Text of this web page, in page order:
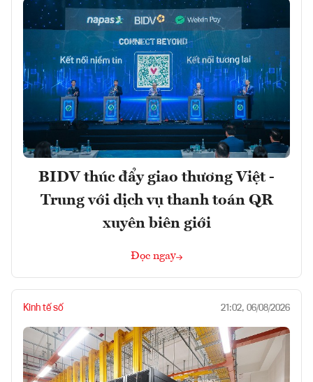
BIDV thúc đẩy giao thương Việt -
Trung với dịch vụ thanh toán QR
xuyên biên giới
Đọc ngay
Kinh tế số 21:02, 06/08/2026